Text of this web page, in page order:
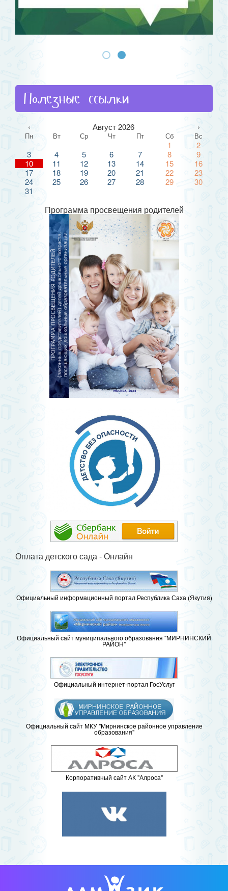
Полезные ссылки
‹ Август 2026 ›
Пн Вт Ср Чт Пт Сб Вс
1
2
3
4 5 6 7 8
9
10
11 12 13 14 15
16
17
18 19 20 21 22
23
24
25 26 27 28 29
30
31
Программа просвещения родителей
Оплата детского сада - Онлайн
Официальный информационный портал Республика Саха (Якутия)
Официальный сайт муниципального образования "МИРНИНСКИЙ
РАЙОН"
Официальный интернет-портал ГосУслуг
Официальный сайт МКУ "Мирнинское районное управление
образования"
Корпоративный сайт АК "Алроса"